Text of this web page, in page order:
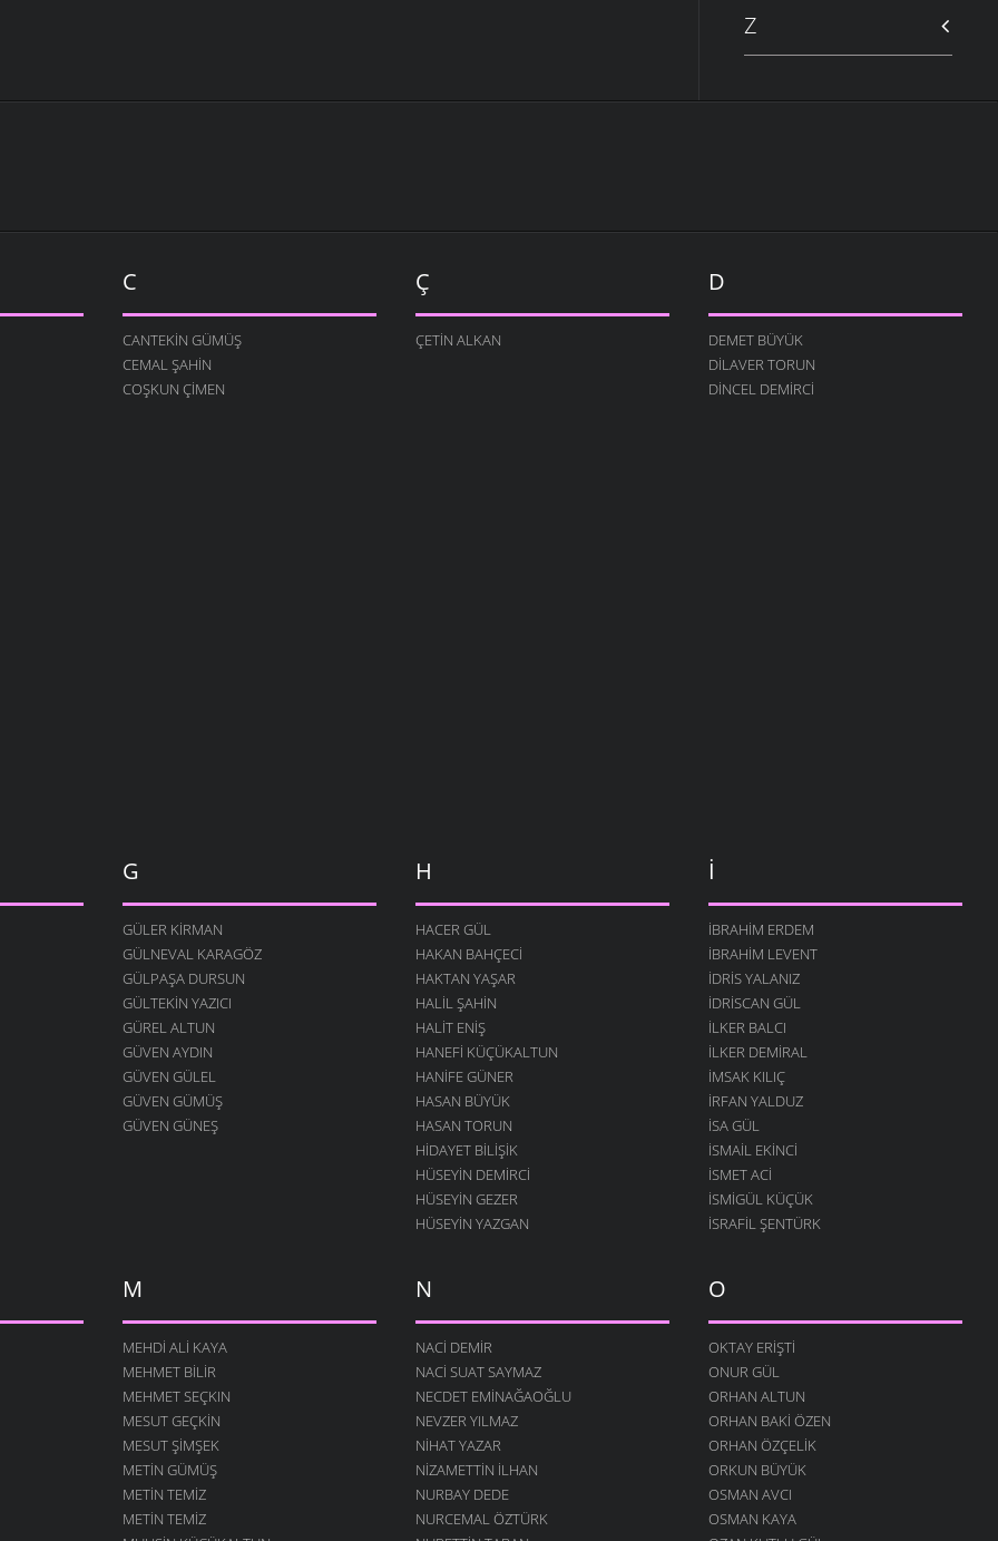
Z
C
CANTEKIN GÜMÜŞ
CEMAL ŞAHIN
COŞKUN ÇIMEN
Ç
ÇETIN ALKAN
D
DEMET BÜYÜK
DILAVER TORUN
DINCEL DEMIRCI
G
GÜLER KIRMAN
GÜLNEVAL KARAGÖZ
GÜLPAŞA DURSUN
GÜLTEKIN YAZICI
GÜREL ALTUN
GÜVEN AYDIN
GÜVEN GÜLEL
GÜVEN GÜMÜŞ
GÜVEN GÜNEŞ
H
HACER GÜL
HAKAN BAHÇECI
HAKTAN YAŞAR
HALIL ŞAHIN
HALIT ENIŞ
HANEFI KÜÇÜKALTUN
HANIFE GÜNER
HASAN BÜYÜK
HASAN TORUN
HIDAYET BILIŞIK
HÜSEYIN DEMIRCI
HÜSEYIN GEZER
HÜSEYIN YAZGAN
İ
İBRAHIM ERDEM
İBRAHIM LEVENT
İDRIS YALANIZ
IDRISCAN GÜL
İLKER BALCI
İLKER DEMIRAL
İMSAK KILIÇ
İRFAN YALDUZ
ISA GÜL
ISMAIL EKINCI
İSMET ACI
İSMIGÜL KÜÇÜK
İSRAFIL ŞENTÜRK
M
MEHDI ALI KAYA
MEHMET BILIR
MEHMET SEÇKIN
MESUT GEÇKIN
MESUT ŞIMŞEK
METIN GÜMÜŞ
METIN TEMIZ
METIN TEMIZ
N
NACI DEMIR
NACI SUAT SAYMAZ
NECDET EMINAĞAOĞLU
NEVZER YILMAZ
NIHAT YAZAR
NIZAMETTIN İLHAN
NURBAY DEDE
NURCEMAL ÖZTÜRK
O
OKTAY ERIŞTI
ONUR GÜL
ORHAN ALTUN
ORHAN BAKI ÖZEN
ORHAN ÖZÇELIK
ORKUN BÜYÜK
OSMAN AVCI
OSMAN KAYA